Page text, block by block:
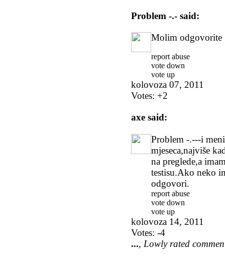
Problem -.- said:
Molim odgovorite
report abuse
vote down
vote up
kolovoza 07, 2011
Votes: +2
axe said:
Problem -.---i
mjeseca,najviše
na preglede,a
testisu.Ako neko
odgovori.
report abuse
vote down
vote up
kolovoza 14, 2011
Votes: -4
..., Lowly rated